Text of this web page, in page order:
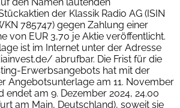
der Klassik Radio AG (ISIN
785747) gegen Zahlung einer
von EUR 3,70 je Aktie veröffentlicht.
ist im Internet unter der Adresse
abrufbar. Die Frist für die
Erwerbsangebots hat mit der
Angebotsunterlage am 11. November
endet am 9. Dezember 2024, 24.00
am Main, Deutschland), soweit sie